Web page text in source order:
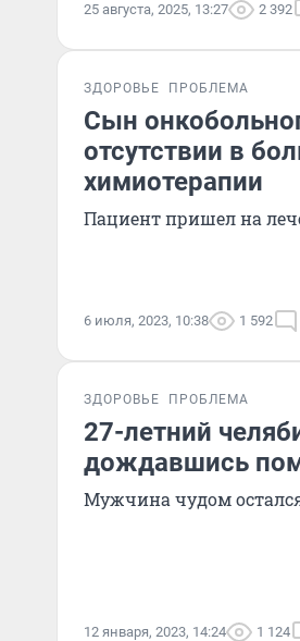
25 августа, 2025, 13:27 2 392
ЗДОРОВЬЕ ПРОБЛЕМА
Сын
отсутствии в
химиотерапии
Пациент пришел на
6 июля, 2023, 10:38 1 592
ЗДОРОВЬЕ ПРОБЛЕМА
27-летний
дождавшись
Мужчина чудом
12 января, 2023, 14:24 1 124